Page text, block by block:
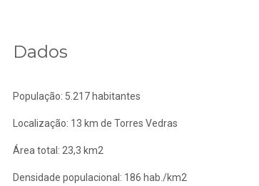
Dados
População: 5.217 habitantes
Localização: 13 km de Torres Vedras
Área total: 23,3 km2
Densidade populacional: 186 hab./km2